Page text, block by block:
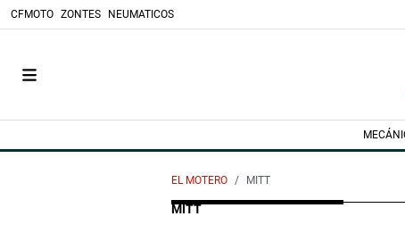
CFMOTO ZONTES NEUMATICOS
EL MOTERO MITT
MITT